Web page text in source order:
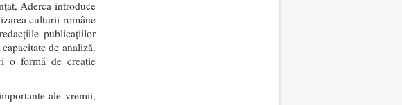
Aderca introduce
culturii române
publicațiilor
de analiză.
o formă de creație
ale vremii,